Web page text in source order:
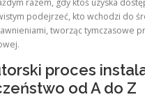
podejrzeć, kto wchodzi do
tworząc tymczasowe
proces
od A do Z